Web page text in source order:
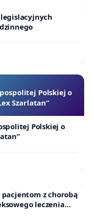
legislacyjnych
Polskiej o
Szarlatan”
Polskiej o
z chorobą
leczenia